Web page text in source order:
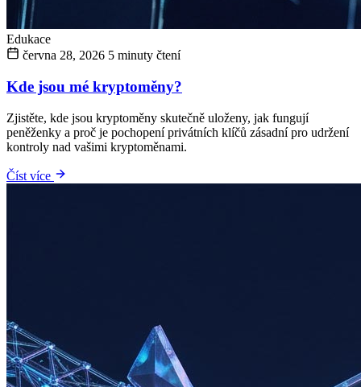
Edukace
června 28, 2026 5 minuty čtení
Kde jsou mé kryptoměny?
Zjistěte, kde jsou kryptoměny skutečně uloženy, jak fungují
peněženky a proč je pochopení privátních klíčů zásadní pro udržení
kontroly nad vašimi kryptoměnami.
Číst více